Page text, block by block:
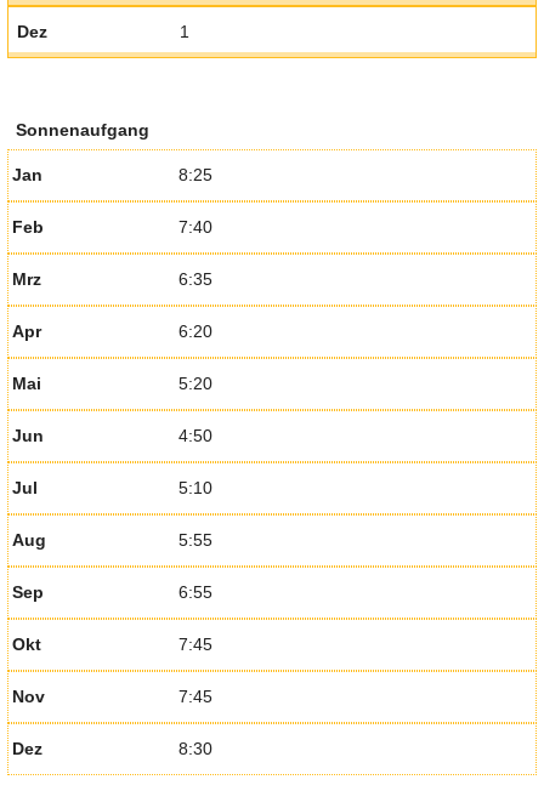
Dez 1
Sonnenaufgang
Jan 8:25
Feb 7:40
Mrz 6:35
Apr 6:20
Mai 5:20
Jun 4:50
Jul 5:10
Aug 5:55
Sep 6:55
Okt 7:45
Nov 7:45
Dez 8:30